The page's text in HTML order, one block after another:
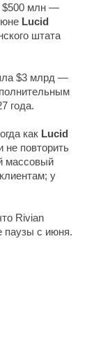
$500 млн —
Lucid
штата
$3 млрд —
года.
как Lucid
не повторить
массовый
у
Rivian
паузы с июня.